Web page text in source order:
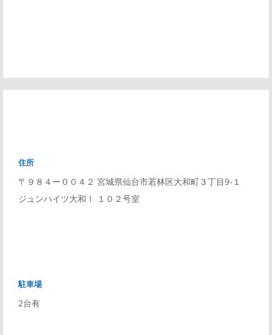
住所
〒９８４ー００４２ 宮城県仙台市若林区大和町３丁目9-１
ジュンハイツ大和Ⅰ １０２号室
駐車場
2台有